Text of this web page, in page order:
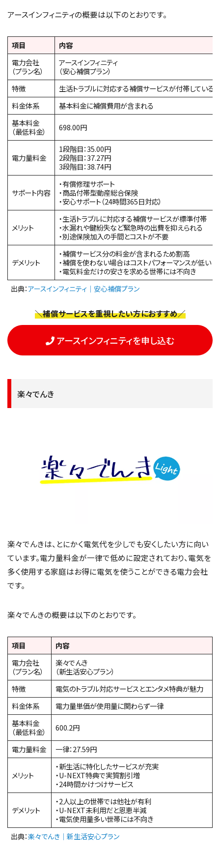
アースインフィニティの概要は以下のとおりです。
項目
内容
電力会社
（プラン名）
アースインフィニティ
（安心補償プラン）
特徴
生活トラブルに対応する補償サービスが付帯している
料金体系
基本料金に補償費用が含まれる
基本料金
（最低料金）
698.00円
電力量料金
1段階目：35.00円
2段階目：37.27円
3段階目：38.74円
サポート内容
・有償修理サポート
・商品付帯型動産総合保険
・安心サポート（24時間365日対応）
メリット
・生活トラブルに対応する補償サービスが標準付帯
・水漏れや鍵紛失など緊急時の出費を抑えられる
・別途保険加入の手間とコストが不要
デメリット
・補償サービス分の料金が含まれるため割高
・補償を使わない場合はコストパフォーマンスが低い
・電気料金だけの安さを求める世帯には不向き
出典：アースインフィニティ｜安心補償プラン
＼補償サービスを重視したい方におすすめ／
アースインフィニティを申し込む
楽々でんき
楽々でんきは、とにかく電気代を少しでも安くしたい方に向い
ています。電力量料金が一律で低めに設定されており、電気を
多く使用する家庭はお得に電気を使うことができる電力会社
です。
楽々でんきの概要は以下のとおりです。
項目
内容
電力会社
（プラン名）
楽々でんき
（新生活安心プラン）
特徴
電気のトラブル対応サービスとエンタメ特典が魅力
料金体系
電力量単価が使用量に関わらず一律
基本料金
（最低料金）
600.2円
電力量料金 一律：27.59円
メリット
・新生活に特化したサービスが充実
・U-NEXT特典で実質割引増
・24時間かけつけサービス
デメリット
・2人以上の世帯では他社が有利
・U-NEXT未利用だと恩恵半減
・電気使用量多い世帯には不向き
出典：楽々でんき｜新生活安心プラン